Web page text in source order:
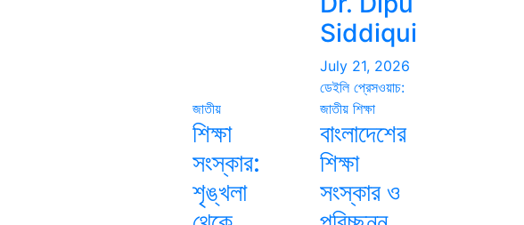
Siddiqui
July 21, 2026
ডেইলি প্রেসওয়াচ:
জাতীয়
শিক্ষা
সংস্কার:
শৃঙ্খলা
জাতীয় শিক্ষা
বাংলাদেশের
শিক্ষা
সংস্কার ও